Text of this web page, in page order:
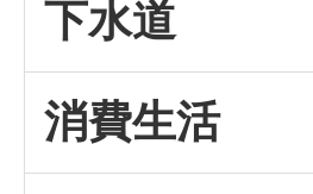
下水道
消費生活